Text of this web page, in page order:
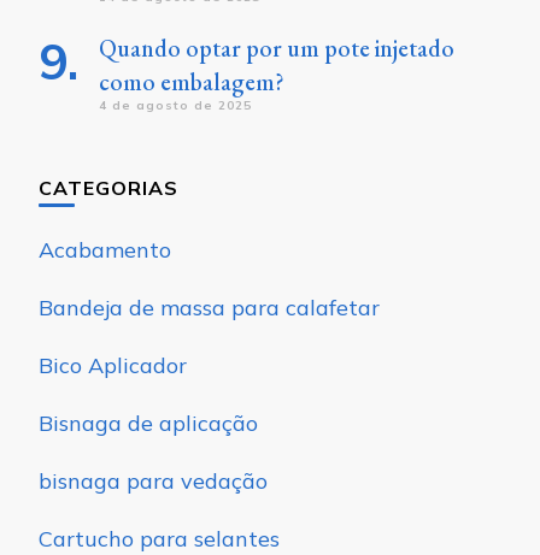
Quando optar por um pote injetado
como embalagem?
4 de agosto de 2025
CATEGORIAS
Acabamento
Bandeja de massa para calafetar
Bico Aplicador
Bisnaga de aplicação
bisnaga para vedação
Cartucho para selantes